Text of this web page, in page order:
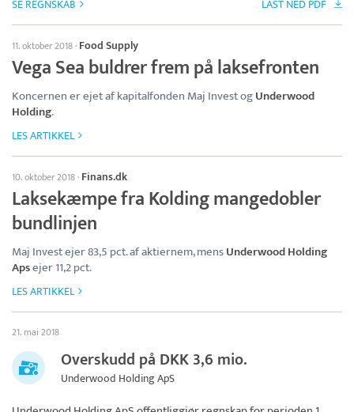
SE REGNSKAB LAST NED PDF
11. oktober 2018· Food Supply
Vega Sea buldrer frem på laksefronten
Koncernen er ejet af kapitalfonden Maj Invest ogUnderwood
Holding.
LES ARTIKKEL
10. oktober 2018· Finans.dk
Laksekæmpe fra Kolding mangedobler
bundlinjen
Maj Invest ejer 83,5 pct. af aktiernem, mensUnderwood Holding
Apsejer 11,2 pct.
LES ARTIKKEL
21. mai 2018
Overskudd på DKK 3,6 mio.
Underwood Holding ApS